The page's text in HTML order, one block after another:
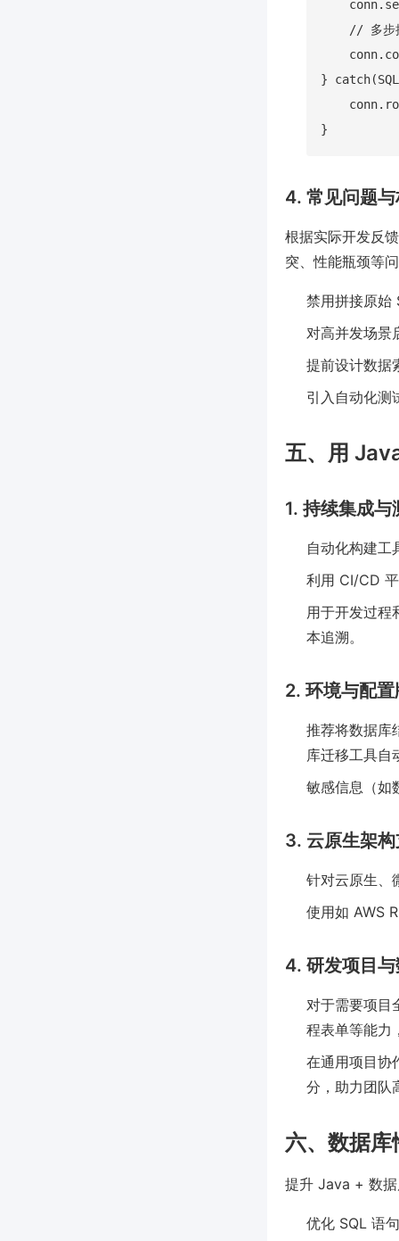
// 多步
}
4. 常见问题
根据实际开发反
突、性能瓶颈等
禁用拼接原始
对高并发场景
提前设计数据
引入自动化测
五、用
1. 持续集成与
自动化构建
利用 CI/CD
用于开发过程
本追溯。
2. 环境与配
推荐将数据库
库迁移工具自
敏感信息（如
3. 云原生架
针对云原生、
使用如 AWS
4. 研发项目
对于需要项目
程表单等能力
在通用项目协
分，助力团队
六、数据
提升 Java + 数据
优化 SQL 语